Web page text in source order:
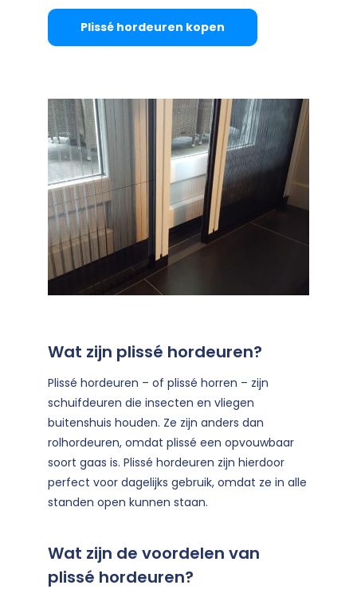
Plissé hordeuren kopen
Wat zijn plissé hordeuren?
Plissé hordeuren – of plissé horren – zijn
schuifdeuren die insecten en vliegen
buitenshuis houden. Ze zijn anders dan
rolhordeuren, omdat plissé een opvouwbaar
soort gaas is. Plissé hordeuren zijn hierdoor
perfect voor dagelijks gebruik, omdat ze in alle
standen open kunnen staan.
Wat zijn de voordelen van
plissé hordeuren?